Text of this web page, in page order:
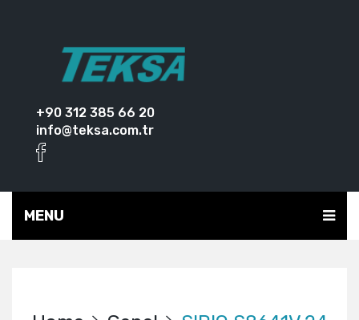
+90 312 385 66 20
info@teksa.com.tr
MENU